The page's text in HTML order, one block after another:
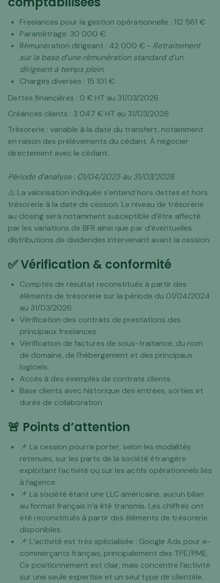
Freelances pour la gestion opérationnelle : 112 561 €
Paramétrage: 30 000 €
Rémunération dirigeant : 42 000 € - Retraitement
sur la base d’une rémunération standard d’un
dirigeant à temps plein.
Charges diverses : 15 101 €
Dettes financières : 0 € HT au 31/03/2026
Créances clients : 3 047 € HT au 31/03/2026
Trésorerie : variable à la date du transfert, notamment
en raison des prélèvements du cédant. À négocier
directement avec le cédant.
Période d’analyse : 01/04/2025 au 31/03/2026
⚠️ La valorisation indiquée s’entend hors dettes et hors
trésorerie à la date de cession. Le niveau de trésorerie
au closing sera notamment susceptible d’être affecté
par les variations de BFR ainsi que par d’éventuelles
distributions de dividendes intervenant avant la cession.
✅ Vérification & conformité
Comptes de résultat reconstitués à partir des
éléments de trésorerie sur la période du 01/04/2024
au 31/03/2026.
Vérification des contrats de prestations des
principaux freelances.
Vérification de factures de sous-traitance, du nom
de domaine, de l’hébergement et des principaux
logiciels.
Accès à des exemples de contrats clients.
Base clients avec historique des entrées, sorties et
durée de collaboration
🚨 Points d’attention
📌 La cession pourra porter, selon les modalités
retenues, sur les parts de la société étrangère
exploitant l’activité ou sur les actifs opérationnels liés
à l’agence
📌 La société étant une LLC américaine, aucun bilan
au format français n’a été transmis. Les chiffres ont
été reconstitués à partir des éléments de trésorerie
disponibles.
📌 L’activité est très spécialisée : Google Ads pour e-
commerçants français, principalement des TPE/PME.
Ce positionnement est clair, mais concentre l’activité
sur une seule expertise et un seul type de clientèle.